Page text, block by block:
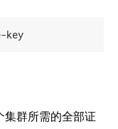
集群所需的全部证